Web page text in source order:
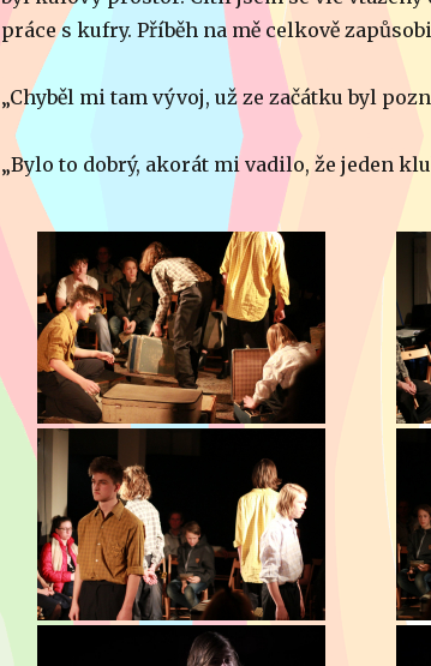
práce s kufry. Příběh na mě celkově
„Chyběl mi tam vývoj, už ze začátku byl
„Bylo to dobrý, akorát mi vadilo, že jeden